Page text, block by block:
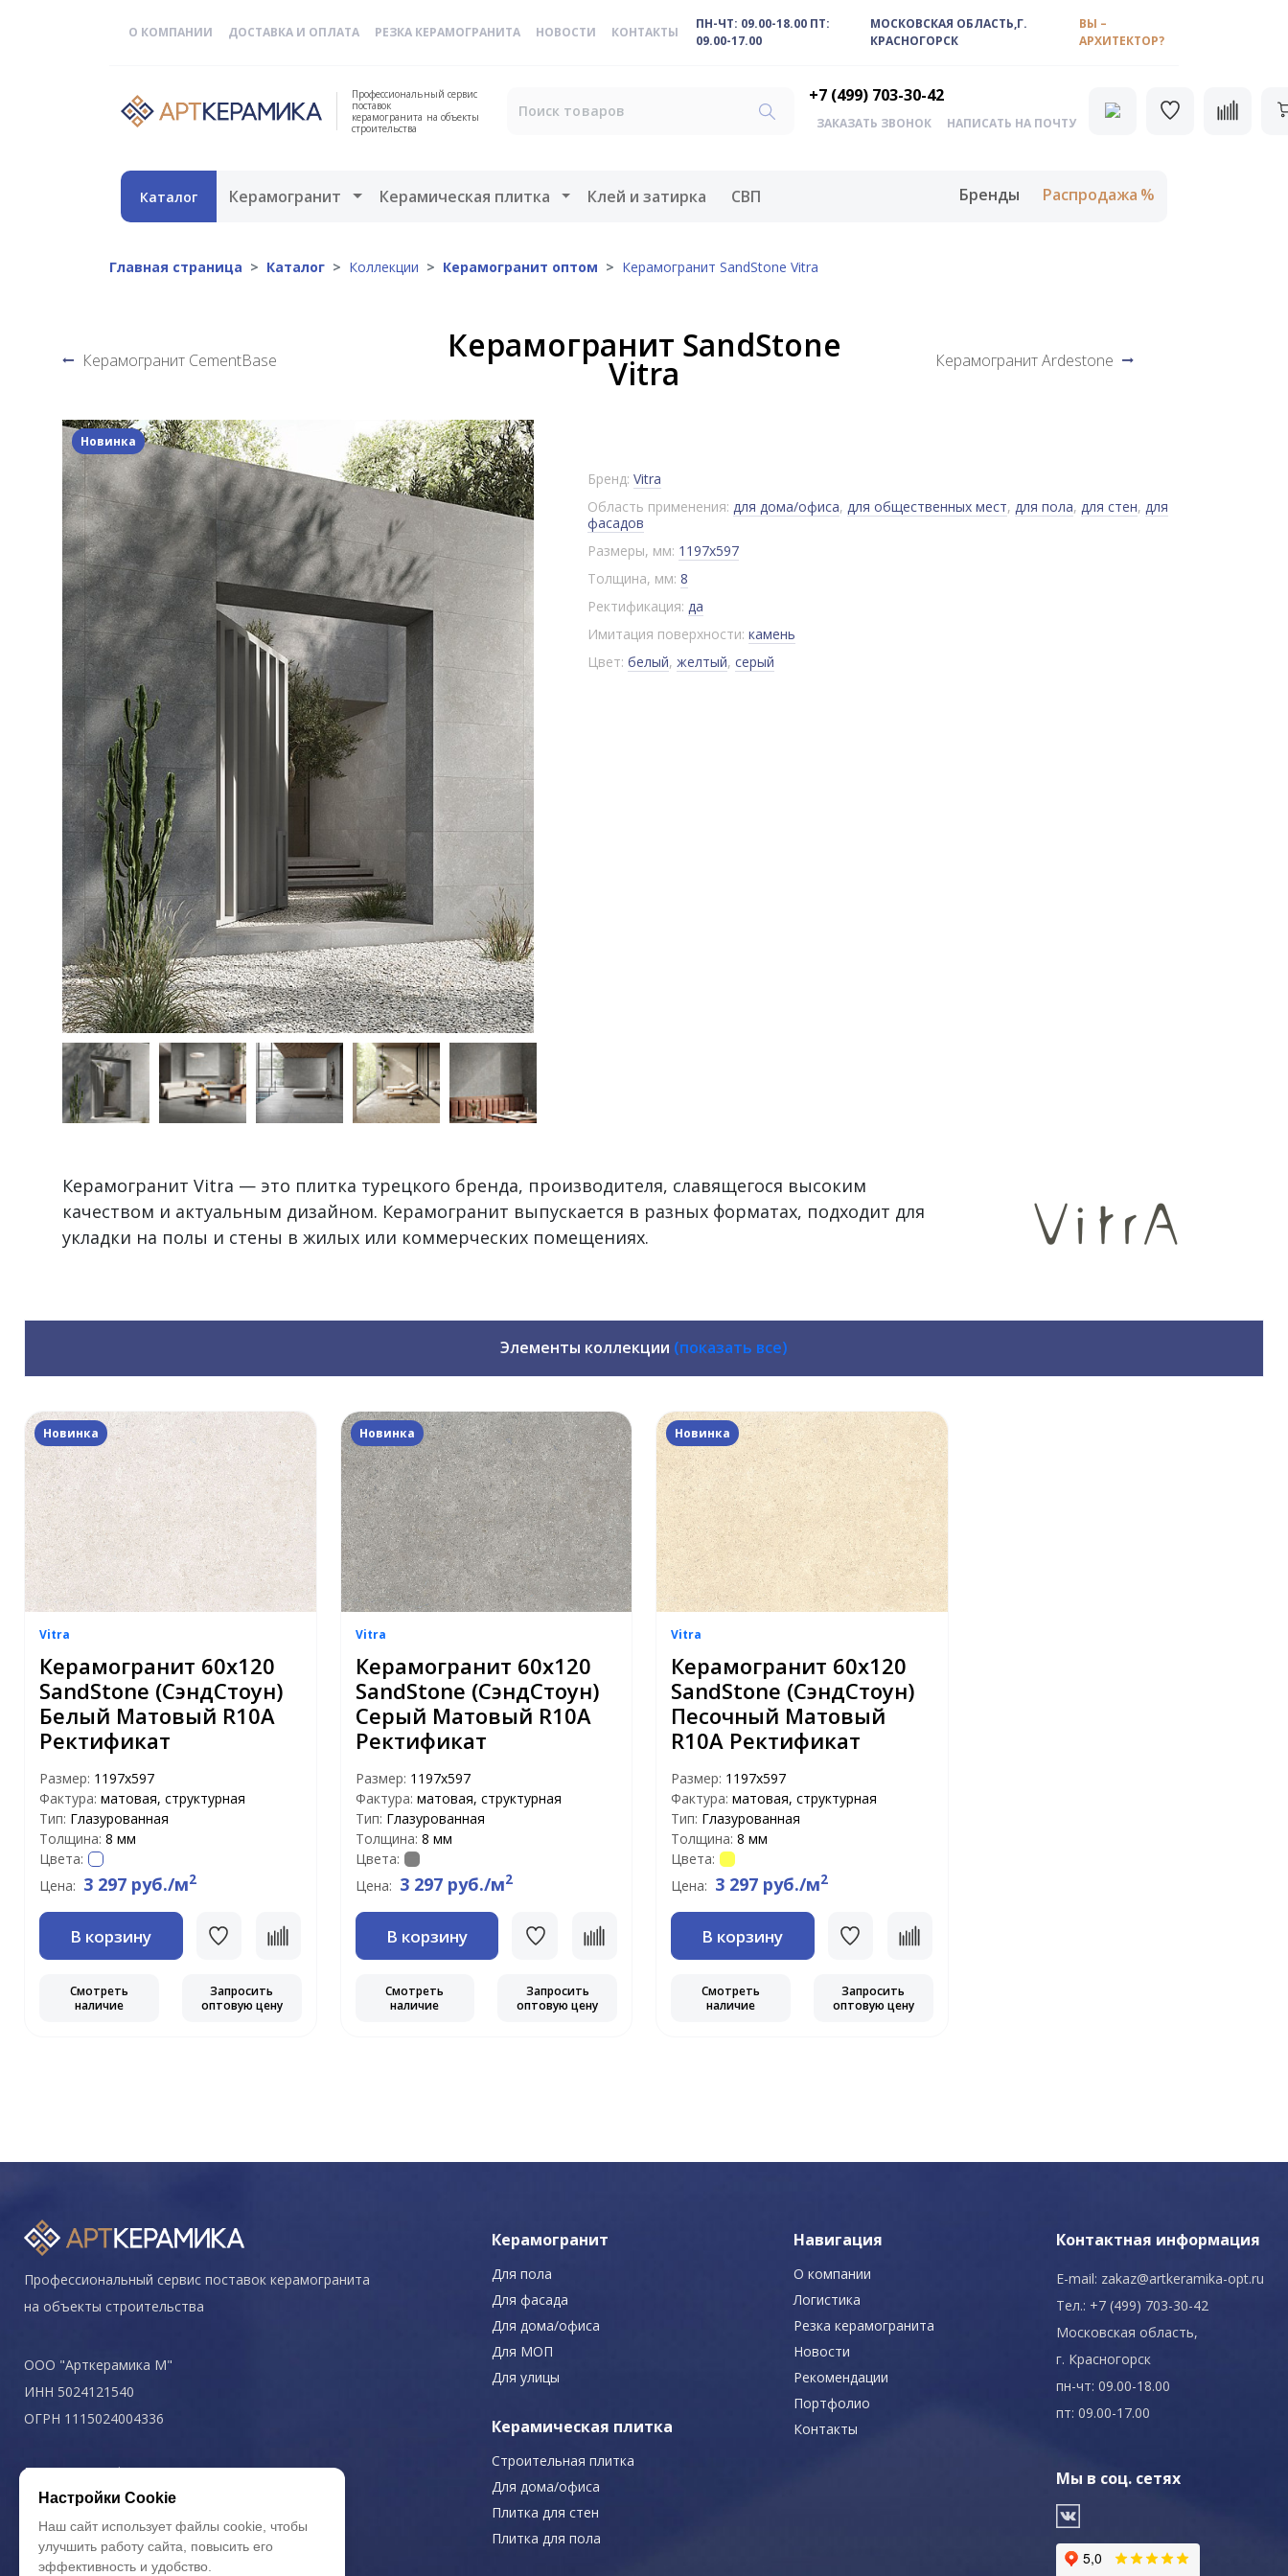
О КОМПАНИИ ДОСТАВКА И ОПЛАТА РЕЗКА КЕРАМОГРАНИТА НОВОСТИ КОНТАКТЫ
ПН-ЧТ: 09.00-18.00 ПТ:
09.00-17.00
МОСКОВСКАЯ ОБЛАСТЬ,Г.
КРАСНОГОРСК
ВЫ –
АРХИТЕКТОР?
Профессиональный сервис
поставок
керамогранита на объекты
строительства
+7 (499) 703-30-42
ЗАКАЗАТЬ ЗВОНОК НАПИСАТЬ НА ПОЧТУ
Каталог Керамогранит Открыть меню
Керамическая плитка Открыть меню
Клей и затирка СВП Бренды Распродажа
Главная страница Каталог Коллекции Керамогранит оптом Керамогранит SandStone Vitra
Керамогранит CementBase Керамогранит SandStone
Vitra Керамогранит Ardestone
Новинка
Бренд: Vitra
Область применения: для дома/офиса, для общественных мест, для пола, для стен, для
фасадов
Размеры, мм: 1197x597
Толщина, мм: 8
Ректификация: да
Имитация поверхности: камень
Цвет: белый, желтый, серый
Керамогранит Vitra — это плитка турецкого бренда, производителя, славящегося высоким
качеством и актуальным дизайном. Керамогранит выпускается в разных форматах, подходит для
укладки на полы и стены в жилых или коммерческих помещениях.
Элементы коллекции (показать все)
Новинка
Vitra
Керамогранит 60х120
SandStone (СэндСтоун)
Белый Матовый R10A
Ректификат
Размер: 1197х597
Фактура: матовая, структурная
Тип: Глазурованная
Толщина: 8 мм
Цвета:
Цена: 3 297 руб./м2
В корзину
Смотреть
наличие
Запросить
оптовую цену
Новинка
Vitra
Керамогранит 60х120
SandStone (СэндСтоун)
Серый Матовый R10A
Ректификат
Размер: 1197х597
Фактура: матовая, структурная
Тип: Глазурованная
Толщина: 8 мм
Цвета:
Цена: 3 297 руб./м2
В корзину
Смотреть
наличие
Запросить
оптовую цену
Новинка
Vitra
Керамогранит 60х120
SandStone (СэндСтоун)
Песочный Матовый
R10A Ректификат
Размер: 1197х597
Фактура: матовая, структурная
Тип: Глазурованная
Толщина: 8 мм
Цвета:
Цена: 3 297 руб./м2
В корзину
Смотреть
наличие
Запросить
оптовую цену
Профессиональный сервис поставок керамогранита
на объекты строительства
ООО "Арткерамика М"
ИНН 5024121540
ОГРН 1115024004336
Политика конфиденциальности
Керамогранит
Для пола
Для фасада
Для дома/офиса
Для МОП
Для улицы
Керамическая плитка
Строительная плитка
Для дома/офиса
Плитка для стен
Плитка для пола
Навигация
О компании
Логистика
Резка керамогранита
Новости
Рекомендации
Портфолио
Контакты
Контактная информация
E-mail: zakaz@artkeramika-opt.ru
Тел.: +7 (499) 703-30-42
Московская область,
г. Красногорск
пн-чт: 09.00-18.00
пт: 09.00-17.00
Мы в соц. сетях
Настройки Cookie
Наш сайт использует файлы cookie, чтобы
улучшить работу сайта, повысить его
эффективность и удобство.